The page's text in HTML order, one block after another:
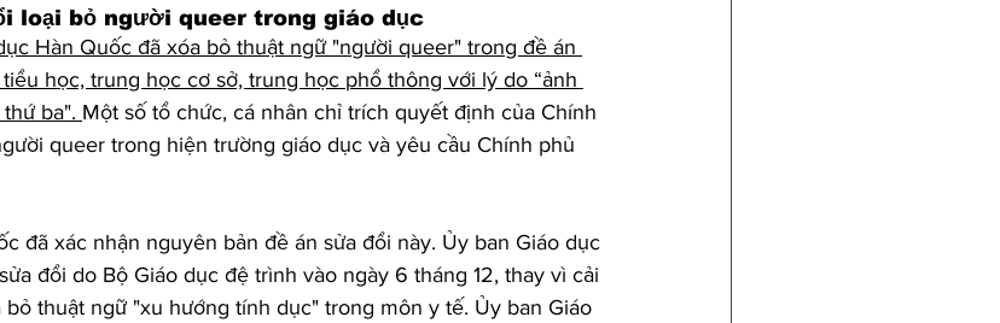
loại bỏ người queer trong giáo dục
Hàn Quốc đã xóa bỏ thuật ngữ "người queer" trong đề án
học, trung học cơ sở, trung học phổ thông với lý do “ảnh
ba". Một số tổ chức, cá nhân chỉ trích quyết định của Chính
queer trong hiện trường giáo dục và yêu cầu Chính phủ
đã xác nhận nguyên bản đề án sửa đổi này. Ủy ban Giáo dục
đổi do Bộ Giáo dục đệ trình vào ngày 6 tháng 12, thay vì cải
thuật ngữ "xu hướng tính dục" trong môn y tế. Ủy ban Giáo